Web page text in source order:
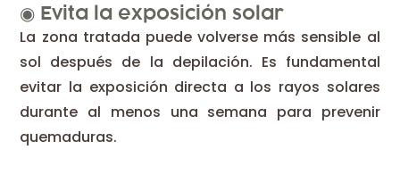
◉ Evita la exposición solar
La zona tratada puede volverse más sensible al
sol después de la depilación. Es fundamental
evitar la exposición directa a los rayos solares
durante al menos una semana para prevenir
quemaduras.